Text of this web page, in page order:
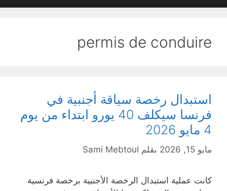
permis de conduire
استبدال رخصة سياقة أجنبية في
فرنسا سيكلف 40 يورو ابتداء من يوم
4 مايو 2026
مايو 15, 2026 بقلم Sami Mebtoul
كانت عملية استبدال الرخصة الأجنبية برخصة فرنسية